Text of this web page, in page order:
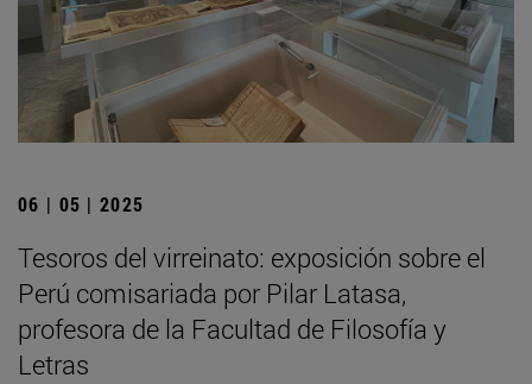
06 | 05 | 2025
Tesoros del virreinato: exposición sobre el
Perú comisariada por Pilar Latasa,
profesora de la Facultad de Filosofía y
Letras